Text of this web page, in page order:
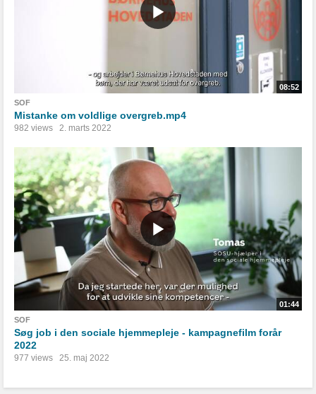
08:52
SOF
Mistanke om voldlige overgreb.mp4
982 views 2. marts 2022
01:44
SOF
Søg job i den sociale hjemmepleje - kampagnefilm forår
2022
977 views 25. maj 2022